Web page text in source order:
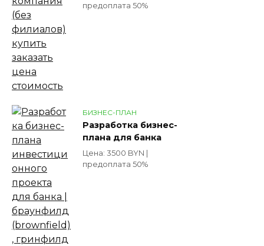
предоплата 50%
БИЗНЕС-ПЛАН
Разработка бизнес-
плана для банка
Цена: 3500 BYN |
предоплата 50%